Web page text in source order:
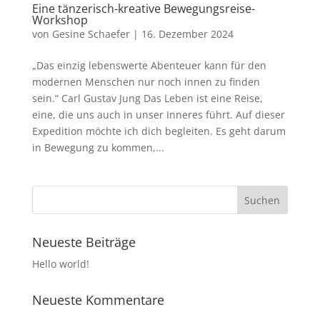
Eine tänzerisch-kreative Bewegungsreise-
Workshop
von Gesine Schaefer| 16. Dezember 2024
„Das einzig lebenswerte Abenteuer kann für den
modernen Menschen nur noch innen zu finden
sein.“ Carl Gustav Jung Das Leben ist eine Reise,
eine, die uns auch in unser Inneres führt. Auf dieser
Expedition möchte ich dich begleiten. Es geht darum
in Bewegung zu kommen,...
Neueste Beiträge
Hello world!
Neueste Kommentare